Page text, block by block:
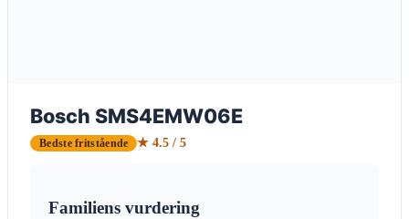
Bosch SMS4EMW06E
Bedste fritstående ★ 4.5 / 5
Familiens vurdering